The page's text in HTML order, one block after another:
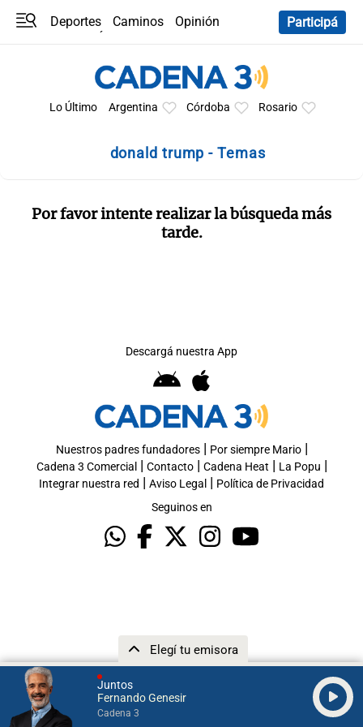
Juntos
Fernando Genesir
Cadena 3
Elegí tu emisora
Deportes Caminos
Opinión
Participá
Lo Último Argentina Córdoba Rosario
donald trump - Temas
Por favor intente realizar la búsqueda más
tarde.
Descargá nuestra App
Nuestros padres fundadores| Por siempre Mario|
Cadena 3 Comercial | Contacto| Cadena Heat | La Popu |
Integrar nuestra red | Aviso Legal | Política de Privacidad
Seguinos en